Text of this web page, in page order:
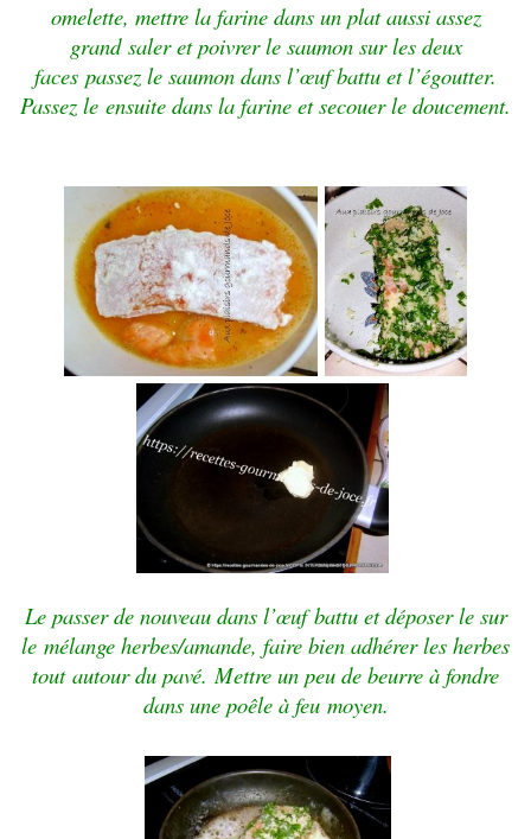
omelette, mettre la farine dans un plat aussi assez
grand saler et poivrer le saumon sur les deux
faces passez le saumon dans l’œufbattu et l’égoutter.
Passez le ensuite dans la farine et secouer le doucement.
Le passer de nouveau dans l’œufbattu et déposer le sur
le mélange herbes/amande, faire bien adhérer les herbes
tout autour du pavé. Mettre un peu de beurre à fondre
dans une poêle à feu moyen.